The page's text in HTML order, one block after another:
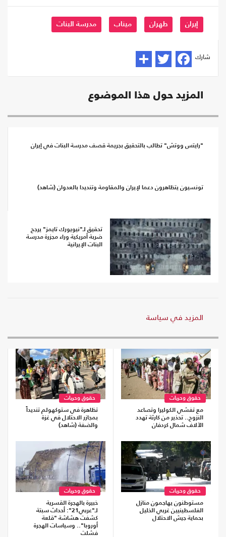
إيران طهران ميناب مدرسة البنات
شارك
المزيد حول هذا الموضوع
"رايتس ووتش" تطالب بالتحقيق بجريمة قصف مدرسة البنات في إيران
تونسيون يتظاهرون دعما لإيران والمقاومة وتنديدا بالعدوان (شاهد)
تحقيق لـ"نيويورك تايمز" يرجح
ضربة أمريكية وراء مجزرة مدرسة
البنات الإيرانية
المزيد في سياسة
حقوق وحريات
مع تفشي الكوليرا وتصاعد
النزوح.. تحذير من كارثة تهدد
الآلاف شمال كردفان
حقوق وحريات
تظاهرة في ستوكهولم تنديداً
بمجازر الاحتلال في غزة
والضفة (شاهد)
حقوق وحريات
مستوطنون يهاجمون منازل
الفلسطينيين غربي الخليل
بحماية جيش الاحتلال
حقوق وحريات
خبيرة بالهجرة القسرية
لـ"عربي21": أحداث سبتة
كشفت هشاشة "قلعة
أوروبا".. وسياسات الهجرة
فشلت